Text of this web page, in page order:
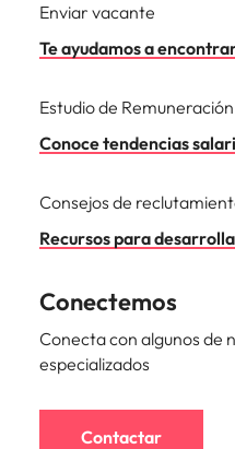
Enviar vacante
Te ayudamos a
Estudio de Remuneración
Conoce tendencias
Consejos de
Recursos para
Conectemos
Conecta con algunos de
especializados
Contactar